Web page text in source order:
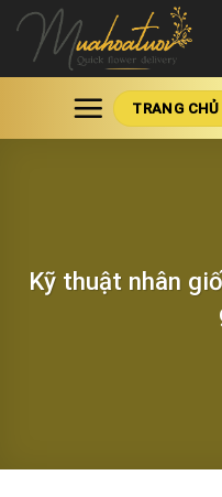
Skip
content
TRANG CHỦ
Kỹ thuật nhân